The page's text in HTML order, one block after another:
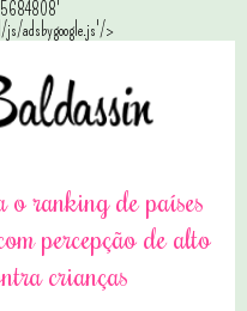
js/adsbygoogle.js'/>
ranking de países
percepção de alto
crianças